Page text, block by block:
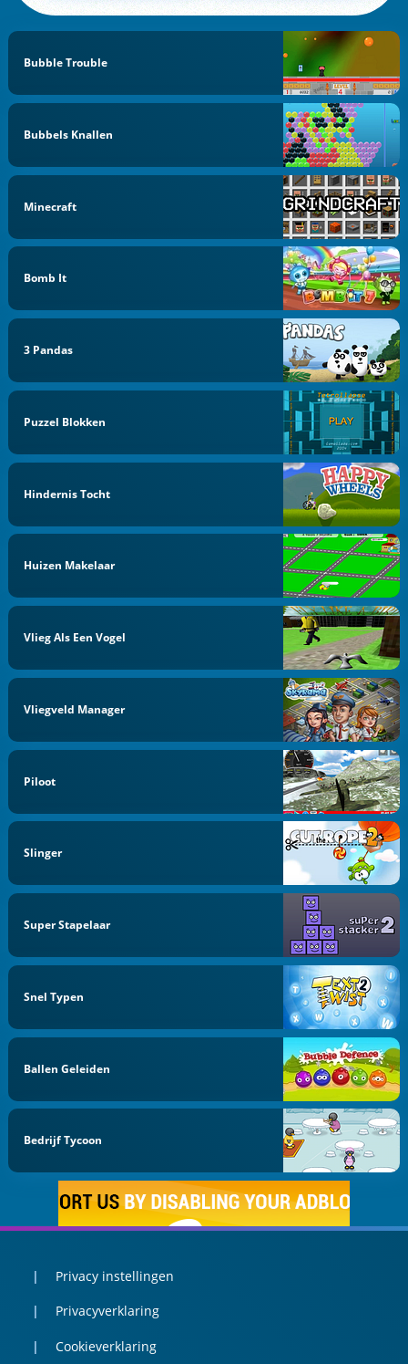
Bubble Trouble
Bubbels Knallen
Minecraft
Bomb It
3 Pandas
Puzzel Blokken
Hindernis Tocht
Huizen Makelaar
Vlieg Als Een Vogel
Vliegveld Manager
Piloot
Slinger
Super Stapelaar
Snel Typen
Ballen Geleiden
Bedrijf Tycoon
Privacy instellingen
Privacyverklaring
Cookieverklaring